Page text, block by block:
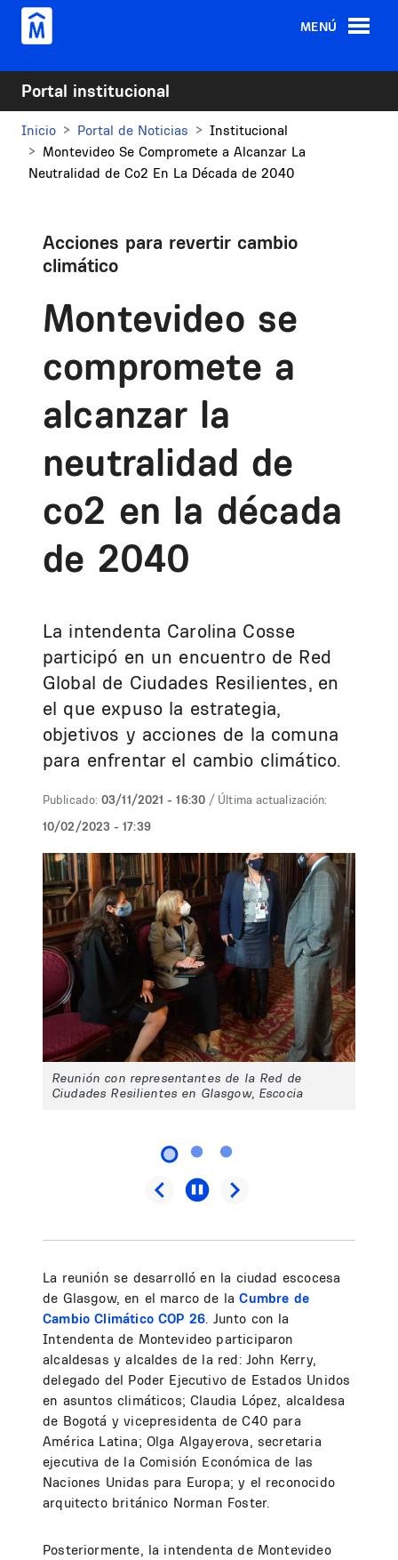
Pasar al contenido principal
MENÚ
Portal institucional
Inicio Portal de Noticias
Institucional
Montevideo Se Compromete a Alcanzar La
Neutralidad de Co2 En La Década de 2040
Acciones para revertir cambio
climático
Montevideo se
compromete a
alcanzar la
neutralidad de
co2 en la década
de 2040
La intendenta Carolina Cosse
participó en un encuentro de Red
Global de Ciudades Resilientes, en
el que expuso la estrategia,
objetivos y acciones de la comuna
para enfrentar el cambio climático.
Publicado: 03/11/2021 - 16:30 / Última actualización:
10/02/2023 - 17:39
Reunión con representantes de la Red de
Ciudades Resilientes en Glasgow, Escocia
La reunión se desarrolló en la ciudad escocesa
de Glasgow, en el marco de laCumbre de
Cambio Climático COP 26. Junto con la
Intendenta de Montevideo participaron
alcaldesas y alcaldes de la red: John Kerry,
delegado del Poder Ejecutivo de Estados Unidos
en asuntos climáticos; Claudia López, alcaldesa
de Bogotá y vicepresidenta de C40 para
América Latina; Olga Algayerova, secretaria
ejecutiva de la Comisión Económica de las
Naciones Unidas para Europa; y el reconocido
arquitecto británico Norman Foster.
Posteriormente, la intendenta de Montevideo